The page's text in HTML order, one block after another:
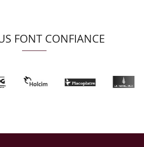
FONT CONFIANCE